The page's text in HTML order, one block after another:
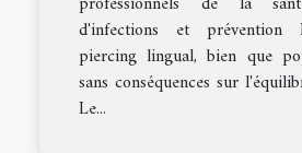
d'infections et
piercing lingual, bien que
sans conséquences sur
Le...